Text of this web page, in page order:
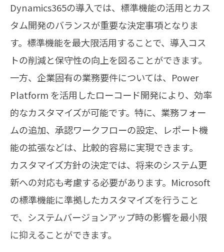
Dynamics365の導入では、標準機能の活用とカス
タム開発のバランスが重要な決定事項となりま
す。標準機能を最大限活用することで、導入コス
トの削減と保守性の向上を図ることができます。
一方、企業固有の業務要件については、Power
Platform を活用したローコード開発により、効率
的なカスタマイズが可能です。特に、業務フォー
ムの追加、承認ワークフローの設定、レポート機
能の拡張などは、比較的容易に実現できます。
カスタマイズ方針の決定では、将来のシステム更
新への対応も考慮する必要があります。Microsoft
の標準機能に準拠したカスタマイズを行うこと
で、システムバージョンアップ時の影響を最小限
に抑えることができます。